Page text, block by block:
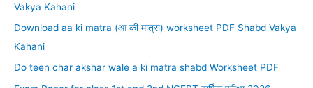
Vakya Kahani
Download aa ki matra (आ की मात्रा) worksheet PDF Shabd Vakya
Kahani
Do teen char akshar wale a ki matra shabd Worksheet PDF